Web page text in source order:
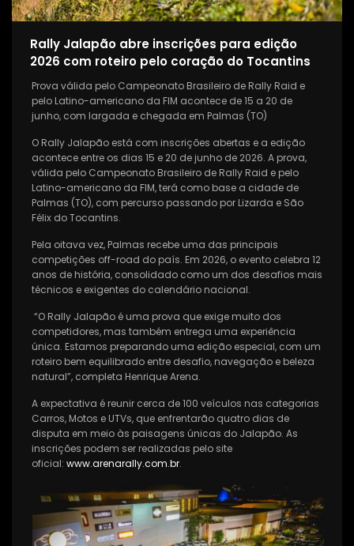
Rally Jalapão abre inscrições para edição
2026 com roteiro pelo coração do Tocantins
Prova válida pelo Campeonato Brasileiro de Rally Raid e
pelo Latino-americano da FIM acontece de 15 a 20 de
junho, com largada e chegada em Palmas (TO)
O Rally Jalapão está com inscrições abertas e a edição
acontece entre os dias 15 e 20 de junho de 2026. A prova,
válida pelo Campeonato Brasileiro de Rally Raid e pelo
Latino-americano da FIM, terá como base a cidade de
Palmas (TO), com percurso passando por Lizarda e São
Félix do Tocantins.
Pela oitava vez, Palmas recebe uma das principais
competições off-road do país. Em 2026, o evento celebra 12
anos de história, consolidado como um dos desafios mais
técnicos e exigentes do calendário nacional.
“O Rally Jalapão é uma prova que exige muito dos
competidores, mas também entrega uma experiência
única. Estamos preparando uma edição especial, com um
roteiro bem equilibrado entre desafio, navegação e beleza
natural”, completa Henrique Arena.
A expectativa é reunir cerca de 100 veículos nas categorias
Carros, Motos e UTVs, que enfrentarão quatro dias de
disputa em meio às paisagens únicas do Jalapão. As
inscrições podem ser realizadas pelo site
oficial: www.arenarally.com.br.